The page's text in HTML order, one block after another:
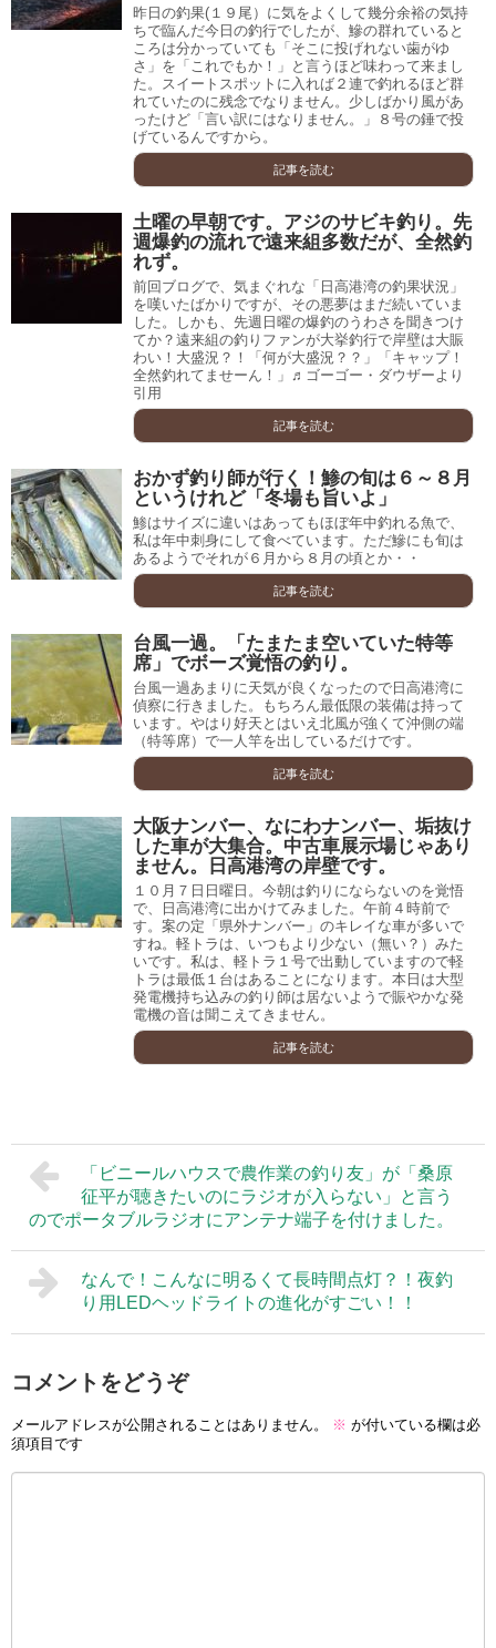
昨日の釣果(１９尾）に気をよくして幾分余裕の気持
ちで臨んだ今日の釣行でしたが、鰺の群れていると
ころは分かっていても「そこに投げれない歯がゆ
さ」を「これでもか！」と言うほど味わって来まし
た。スイートスポットに入れば２連で釣れるほど群
れていたのに残念でなりません。少しばかり風があ
ったけど「言い訳にはなりません。」８号の錘で投
げているんですから。
記事を読む
土曜の早朝です。アジのサビキ釣り。先
週爆釣の流れで遠来組多数だが、全然釣
れず。
前回ブログで、気まぐれな「日高港湾の釣果状況」
を嘆いたばかりですが、その悪夢はまだ続いていま
した。しかも、先週日曜の爆釣のうわさを聞きつけ
てか？遠来組の釣りファンが大挙釣行で岸壁は大賑
わい！大盛況？！「何が大盛況？？」「キャップ！
全然釣れてませーん！」♬ゴーゴー・ダウザーより
引用
記事を読む
おかず釣り師が行く！鯵の旬は６～８月
というけれど「冬場も旨いよ」
鯵はサイズに違いはあってもほぼ年中釣れる魚で、
私は年中刺身にして食べています。ただ鰺にも旬は
あるようでそれが６月から８月の頃とか・・
記事を読む
台風一過。「たまたま空いていた特等
席」でボーズ覚悟の釣り。
台風一過あまりに天気が良くなったので日高港湾に
偵察に行きました。もちろん最低限の装備は持って
います。やはり好天とはいえ北風が強くて沖側の端
（特等席）で一人竿を出しているだけです。
記事を読む
大阪ナンバー、なにわナンバー、垢抜け
した車が大集合。中古車展示場じゃあり
ません。日高港湾の岸壁です。
１０月７日日曜日。今朝は釣りにならないのを覚悟
で、日高港湾に出かけてみました。午前４時前で
す。案の定「県外ナンバー」のキレイな車が多いで
すね。軽トラは、いつもより少ない（無い？）みた
いです。私は、軽トラ１号で出動していますので軽
トラは最低１台はあることになります。本日は大型
発電機持ち込みの釣り師は居ないようで賑やかな発
電機の音は聞こえてきません。
記事を読む
「ビニールハウスで農作業の釣り友」が「桑原
征平が聴きたいのにラジオが入らない」と言う
のでポータブルラジオにアンテナ端子を付けました。
なんで！こんなに明るくて長時間点灯？！夜釣
り用LEDヘッドライトの進化がすごい！！
コメントをどうぞ
メールアドレスが公開されることはありません。 ※ が付いている欄は必
須項目です